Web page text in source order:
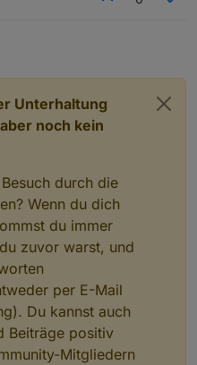
Unterhaltung
noch kein
durch die
Wenn du dich
du immer
zuvor warst, und
per E-Mail
Du kannst auch
Beiträge positiv
Mitgliedern